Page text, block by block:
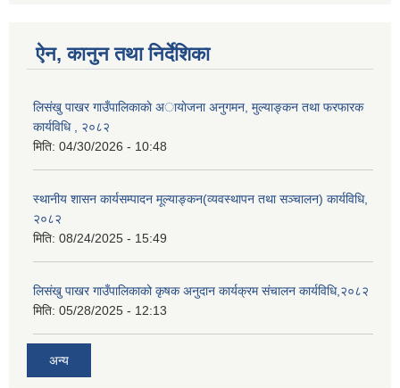
ऐन, कानुन तथा निर्देशिका
लिसंखु पाखर गाउँपालिकाकाे अायाेजना अनुगमन, मुल्याङ्कन तथा फरफारक
कार्यविधि , २०८२
मिति: 04/30/2026 - 10:48
स्थानीय शासन कार्यसम्पादन मूल्याङ्कन(व्यवस्थापन तथा सञ्चालन) कार्यविधि,
२०८२
मिति: 08/24/2025 - 15:49
लिसंखु पाखर गाउँपालिकाको कृषक अनुदान कार्यक्रम संचालन कार्यविधि,२०८२
मिति: 05/28/2025 - 12:13
अन्य